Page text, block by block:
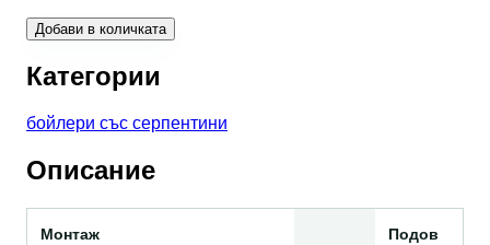
Добави в количката
Категории
бойлери със серпентини
Описание
Монтаж Подов